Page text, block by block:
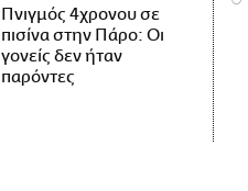
Πνιγμός 4χρονου σε
πισίνα στην Πάρο: Οι
γονείς δεν ήταν
παρόντες